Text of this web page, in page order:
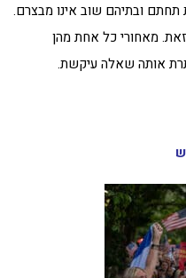
ובתיהם שוב אינו מבצרם.
מאחורי כל אחת מהן
אותה שאלה עיקשת.